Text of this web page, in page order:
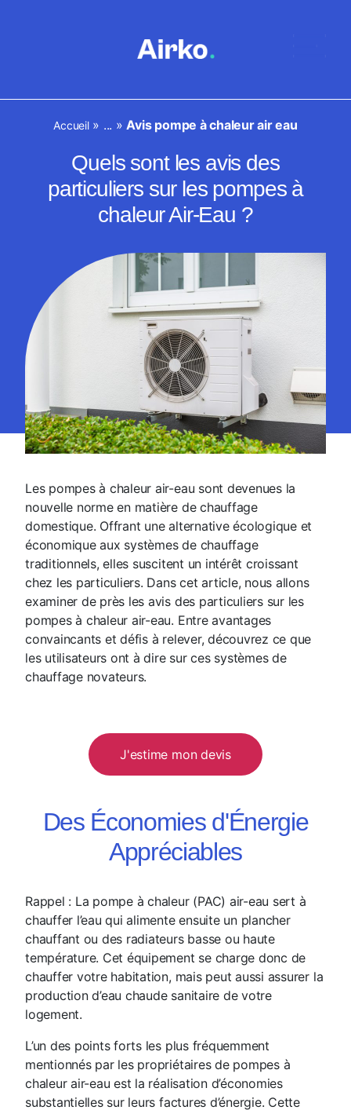
Accueil» ... » Avis pompe à chaleur air eau
Quels sont les avis des
particuliers sur les pompes à
chaleur Air-Eau ?
Les pompes à chaleur air-eau sont devenues la
nouvelle norme en matière de chauffage
domestique. Offrant une alternative écologique et
économique aux systèmes de chauffage
traditionnels, elles suscitent un intérêt croissant
chez les particuliers. Dans cet article, nous allons
examiner de près les avis des particuliers sur les
pompes à chaleur air-eau. Entre avantages
convaincants et défis à relever, découvrez ce que
les utilisateurs ont à dire sur ces systèmes de
chauffage novateurs.
J'estime mon devis
Des Économies d'Énergie
Appréciables
Rappel : La pompe à chaleur (PAC) air-eau sert à
chauffer l’eau qui alimente ensuite un plancher
chauffant ou des radiateurs basse ou haute
température. Cet équipement se charge donc de
chauffer votre habitation, mais peut aussi assurer la
production d’eau chaude sanitaire de votre
logement.
L’un des points forts les plus fréquemment
mentionnés par les propriétaires de pompes à
chaleur air-eau est la réalisation d’économies
substantielles sur leurs factures d’énergie. Cette